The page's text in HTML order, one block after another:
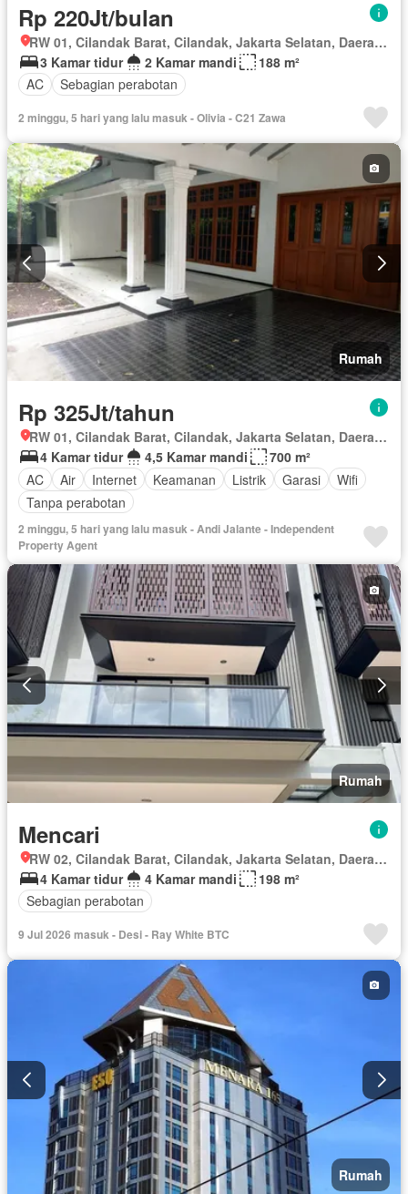
Rp 220Jt/bulan
RW 01, Cilandak Barat, Cilandak, Jakarta Selatan, Daerah Khusus Ibukota Jakarta
3 Kamar tidur
2 Kamar mandi
188 m²
AC
Sebagian perabotan
2 minggu, 5 hari yang lalu masuk - Olivia - C21 Zawa
Rumah
Rp 325Jt/tahun
RW 01, Cilandak Barat, Cilandak, Jakarta Selatan, Daerah Khusus Ibukota Jakarta
4 Kamar tidur
4,5 Kamar mandi
700 m²
AC
Air Internet Keamanan Listrik Garasi
Wifi
Tanpa perabotan
2 minggu, 5 hari yang lalu masuk - Andi Jalante - Independent
Property Agent
Rumah
Mencari
RW 02, Cilandak Barat, Cilandak, Jakarta Selatan, Daerah Khusus Ibukota Jakarta
4 Kamar tidur
4 Kamar mandi
198 m²
Sebagian perabotan
9 Jul 2026 masuk - Desi - Ray White BTC
Rumah